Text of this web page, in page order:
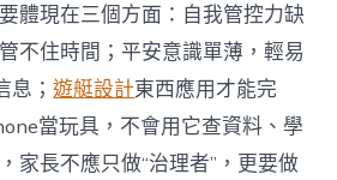
體現在三個方面：自我管控力缺
不住時間；平安意識單薄，輕易
息；遊艇設計東西應用才能完
當玩具，不會用它查資料、學
家長不應只做“治理者”，更要做